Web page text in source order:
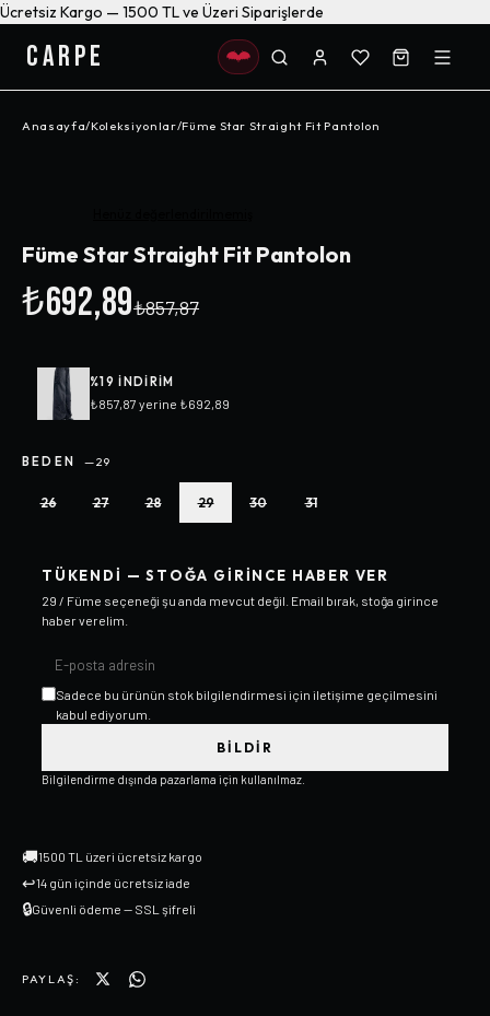
Ücretsiz Kargo — 1500 TL ve Üzeri Siparişlerde
CARPE
Anasayfa/Koleksiyonlar/Füme Star Straight Fit Pantolon
Füme Star Straight Fit Pantolon
₺692,89₺857,87
%19 INDIRIM
₺857,87 yerine ₺692,89
BEDEN —29
26 27 28 29 30 31
TÜKENDI — STOĞA GIRINCE HABER VER
29 / Füme seçeneği şu anda mevcut değil. Email bırak, stoğa girince
haber verelim.
Sadece bu ürünün stok bilgilendirmesi için iletişime geçilmesini
kabul ediyorum.
BILDIR
Bilgilendirme dışında pazarlama için kullanılmaz.
🚚1500 TL üzeri ücretsiz kargo
↩14 gün içinde ücretsiz iade
🔒Güvenli ödeme — SSL şifreli
PAYLAŞ: